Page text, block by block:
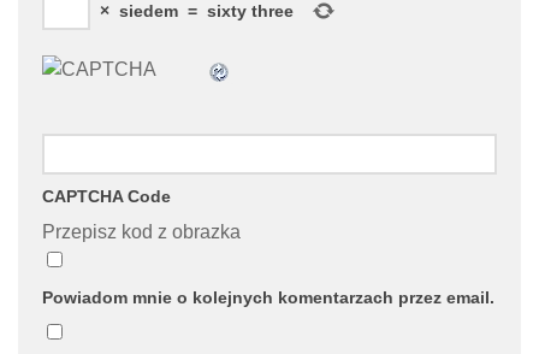
× siedem = sixty three
CAPTCHA Code
Przepisz kod z obrazka
Powiadom mnie o kolejnych komentarzach przez email.